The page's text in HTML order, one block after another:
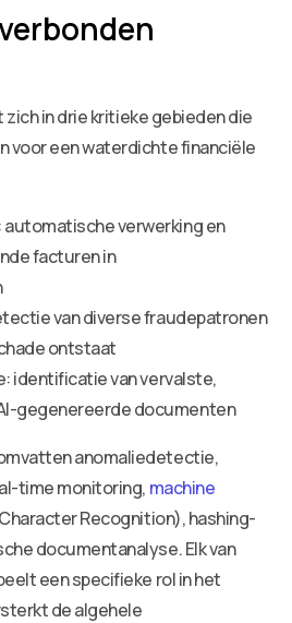
in drie kritieke gebieden die
voor een waterdichte financiële
verwerking en
facturen in
van diverse fraudepatronen
ontstaat
identificatie van vervalste,
gegenereerde documenten
anomaliedetectie,
time monitoring, machine
Recognition), hashing-
documentanalyse. Elk van
een specifieke rol in het
de algehele